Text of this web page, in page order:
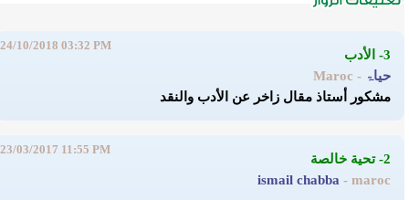
3- الأدب
حياۃ - Maroc
24/10/2018 03:32 PM
مشكور أستاذ مقال زاخر عن الأدب والنقد
2- تحية خالصة
ismail chabba - maroc
23/03/2017 11:55 PM